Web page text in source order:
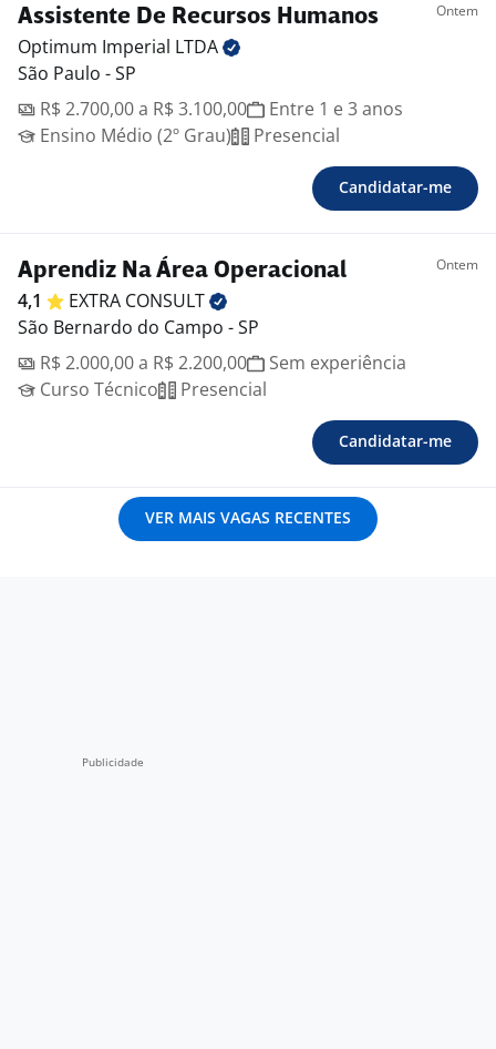
Assistente De Recursos Humanos Ontem
Optimum Imperial LTDA
São Paulo - SP
R$ 2.700,00 a R$ 3.100,00
Entre 1 e 3 anos
Ensino Médio (2º Grau)
Presencial
Candidatar-me
Aprendiz Na Área Operacional Ontem
4,1 EXTRA CONSULT
São Bernardo do Campo - SP
R$ 2.000,00 a R$ 2.200,00
Sem experiência
Curso Técnico
Presencial
Candidatar-me
VER MAIS VAGAS RECENTES